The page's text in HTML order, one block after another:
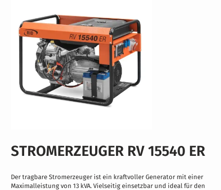
STROMERZEUGER RV 15540 ER
Der tragbare Stromerzeuger ist ein kraftvoller Generator mit einer
Maximalleistung von 13 kVA. Vielseitig einsetzbar und ideal für den